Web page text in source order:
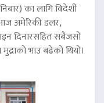
का लागि विदेशी
आज अमेरिकी डलर,
दिनारसहित सबैजसो
भाउ बढेको थियो।